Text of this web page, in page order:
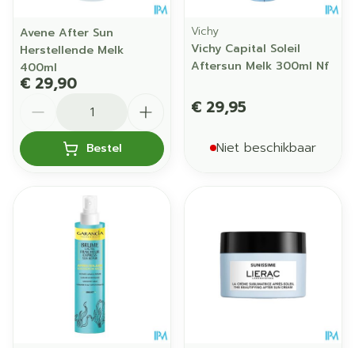
Avene After Sun
Herstellende Melk
400ml
€ 29,90
Bestel
Vichy
Vichy Capital Soleil
Aftersun Melk 300ml Nf
€ 29,95
Niet beschikbaar